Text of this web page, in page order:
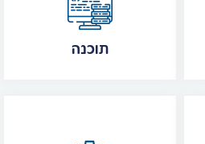
תוכנה